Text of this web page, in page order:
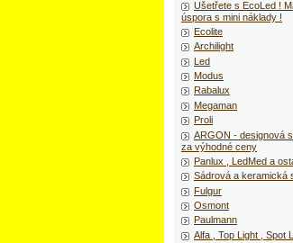
Ušetřete s EcoLed !
úspora s mini náklady !
Ecolite
Archilight
Led
Modus
Rabalux
Megaman
Proli
ARGON - designová
za výhodné ceny
Panlux , LedMed a
Sádrová a keramická
Fulgur
Osmont
Paulmann
Alfa , Top Light , Spot